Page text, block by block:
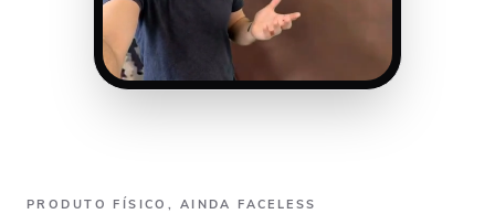
PRODUTO FÍSICO, AINDA FACELESS